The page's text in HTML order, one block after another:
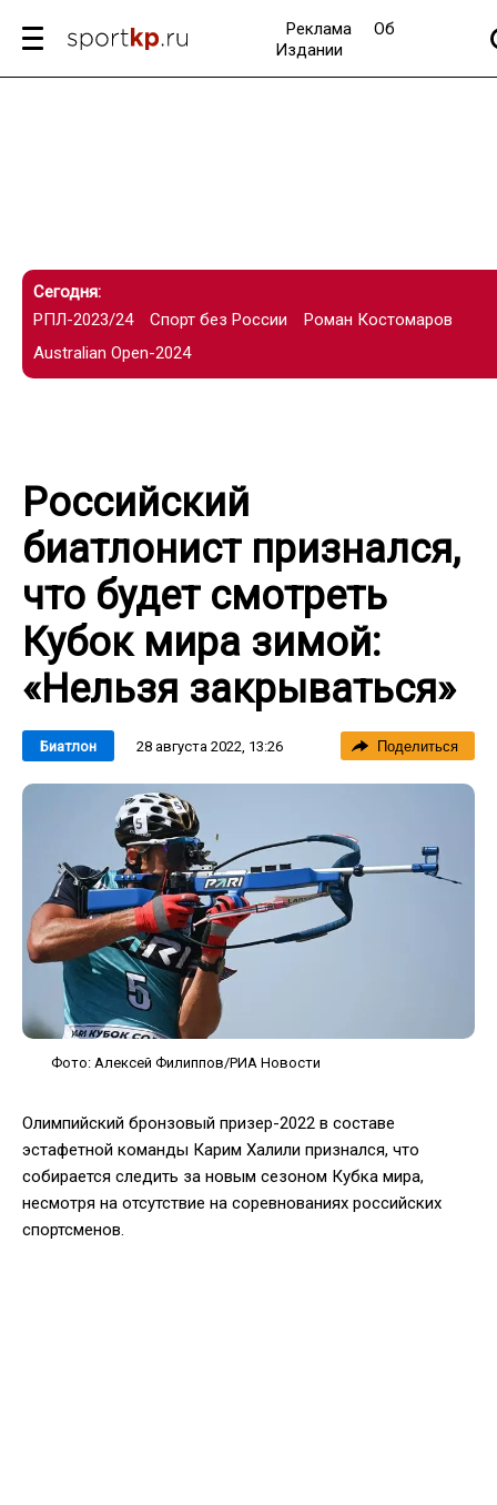
Реклама
Об
Издании
Сегодня:
РПЛ-2023/24
Спорт без России
Роман Костомаров
Australian Open-2024
Российский
биатлонист признался,
что будет смотреть
Кубок мира зимой:
«Нельзя закрываться»
Биатлон 28 августа 2022, 13:26 Поделиться
Фото: Алексей Филиппов/РИА Новости
Олимпийский бронзовый призер-2022 в составе
эстафетной команды Карим Халили признался, что
собирается следить за новым сезоном Кубка мира,
несмотря на отсутствие на соревнованиях российских
спортсменов.